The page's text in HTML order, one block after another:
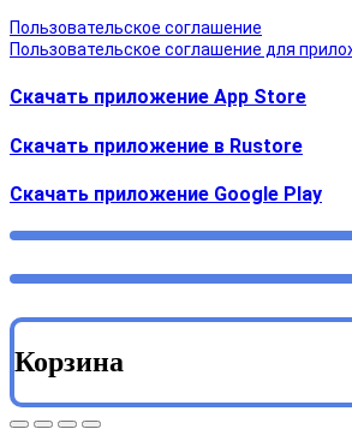
Пользовательское соглашение
Пользовательское соглашение для
Скачать приложение App Store
Скачать приложение в Rustore
Cкачать приложение Google Play
Корзина